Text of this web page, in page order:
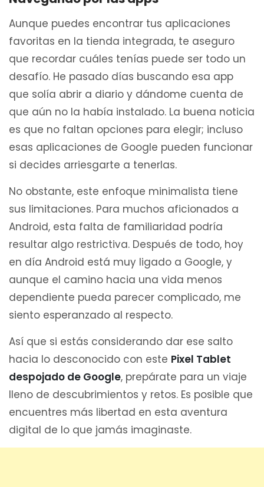
Aunque puedes encontrar tus aplicaciones
favoritas en la tienda integrada, te aseguro
que recordar cuáles tenías puede ser todo un
desafío. He pasado días buscando esa app
que solía abrir a diario y dándome cuenta de
que aún no la había instalado. La buena noticia
es que no faltan opciones para elegir; incluso
esas aplicaciones de Google pueden funcionar
si decides arriesgarte a tenerlas.
No obstante, este enfoque minimalista tiene
sus limitaciones. Para muchos aficionados a
Android, esta falta de familiaridad podría
resultar algo restrictiva. Después de todo, hoy
en día Android está muy ligado a Google, y
aunque el camino hacia una vida menos
dependiente pueda parecer complicado, me
siento esperanzado al respecto.
Así que si estás considerando dar ese salto
hacia lo desconocido con este Pixel Tablet
despojado de Google, prepárate para un viaje
lleno de descubrimientos y retos. Es posible que
encuentres más libertad en esta aventura
digital de lo que jamás imaginaste.